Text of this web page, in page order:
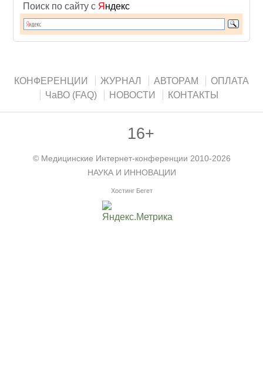
Поиск по сайту с Я ндекс
КОНФЕРЕНЦИИ ЖУРНАЛ АВТОРАМ
ОПЛАТА
ЧаВО (FAQ)
НОВОСТИ КОНТАКТЫ
16+
© Медицинские Интернет-конференции 2010-2026
НАУКА И ИННОВАЦИИ
Хостинг Бегет